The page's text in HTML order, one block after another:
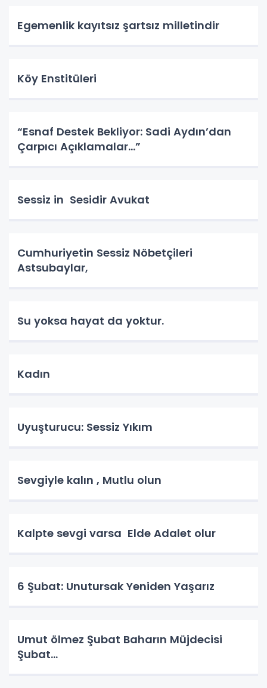
Egemenlik kayıtsız şartsız milletindir
Köy Enstitüleri
“Esnaf Destek Bekliyor: Sadi Aydın’dan
Çarpıcı Açıklamalar…”
Sessiz in Sesidir Avukat
Cumhuriyetin Sessiz Nöbetçileri
Astsubaylar,
Su yoksa hayat da yoktur.
Kadın
Uyuşturucu: Sessiz Yıkım
Sevgiyle kalın , Mutlu olun
Kalpte sevgi varsa Elde Adalet olur
6 Şubat: Unutursak Yeniden Yaşarız
Umut ölmez Şubat Baharın Müjdecisi
Şubat…